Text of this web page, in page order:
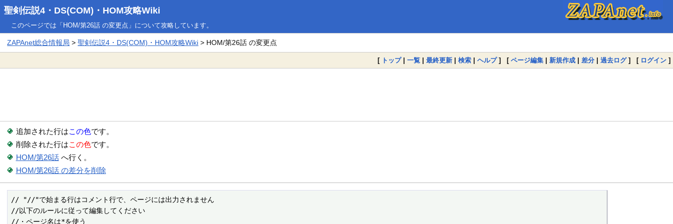
聖剣伝説4・DS(COM)・HOM攻略Wiki
このページでは「HOM/第26話 の変更点」について攻略しています。
ZAPAnet総合情報局 >聖剣伝説4・DS(COM)・HOM攻略Wiki > HOM/第26話 の変更点
[ トップ| 一覧 | 最終更新 | 検索 | ヘルプ] [ ページ編集 | 新規作成 | 差分 | 過去ログ] [ ログイン ]
追加された行はこの色です。
削除された行はこの色です。
HOM/第26話へ行く。
HOM/第26話 の差分を削除
// "//"で始まる行はコメント行で、ページには出力されません
//以下のルールに従って編集してください
//・ページ名は*を使う